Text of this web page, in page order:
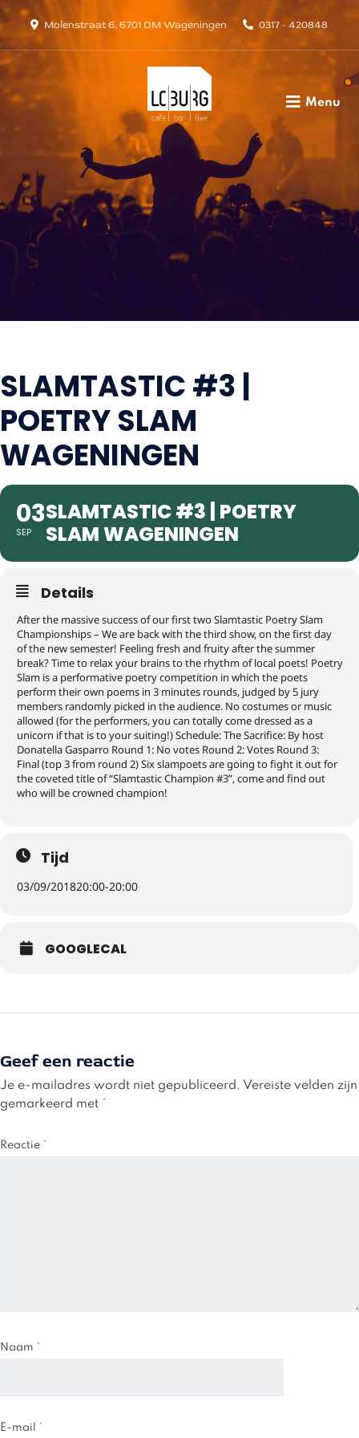
Molenstraat 6, 6701 DM Wageningen 0317 - 420848
Menu
SLAMTASTIC #3 |
POETRY SLAM
WAGENINGEN
03
SEP
SLAMTASTIC #3 | POETRY
SLAM WAGENINGEN
Details
After the massive success of our first two Slamtastic Poetry Slam
Championships – We are back with the third show, on the first day
of the new semester! Feeling fresh and fruity after the summer
break? Time to relax your brains to the rhythm of local poets! Poetry
Slam is a performative poetry competition in which the poets
perform their own poems in 3 minutes rounds, judged by 5 jury
members randomly picked in the audience. No costumes or music
allowed (for the performers, you can totally come dressed as a
unicorn if that is to your suiting!) Schedule: The Sacrifice: By host
Donatella Gasparro Round 1: No votes Round 2: Votes Round 3:
Final (top 3 from round 2) Six slampoets are going to fight it out for
the coveted title of “Slamtastic Champion #3”, come and find out
who will be crowned champion!
Tijd
03/09/201820:00-20:00
GOOGLECAL
Geef een reactie
Je e-mailadres wordt niet gepubliceerd. Vereiste velden zijn
gemarkeerd met *
Reactie *
Naam *
E-mail *